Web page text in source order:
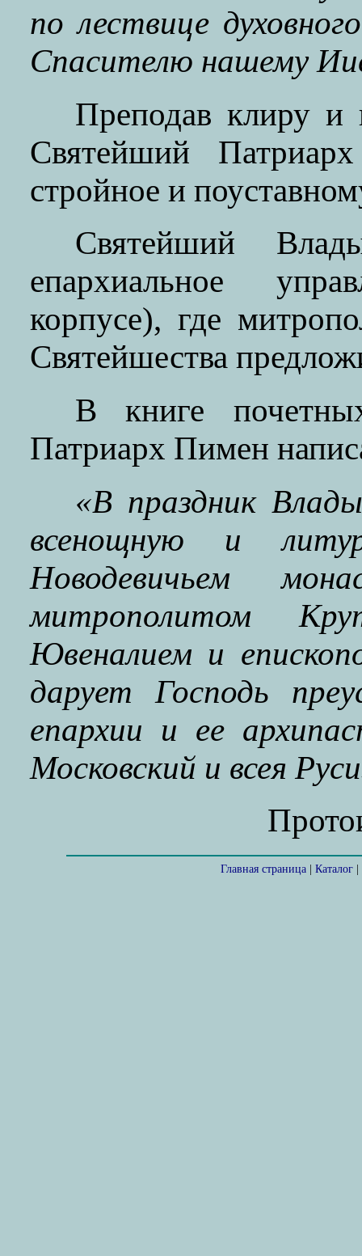
по лествице
Спасителю нашему
Преподав клиру и
Святейший
стройное и
Святейший
епархиальное
корпусе), где
Святейшества
В книге
Патриарх Пимен
«В праздник
всенощную и
Новодевичьем
митрополитом
Ювеналием и
дарует Господь
епархии и ее
Московский и всея
Главная страница Каталог